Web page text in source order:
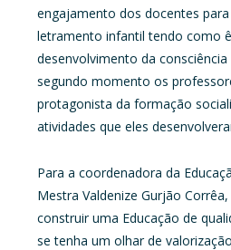
engajamento dos docentes
letramento infantil tendo como
desenvolvimento da
segundo momento os
protagonista da formação
atividades que eles
Para a coordenadora da
Mestra Valdenize Gurjão
construir uma Educação de
se tenha um olhar de